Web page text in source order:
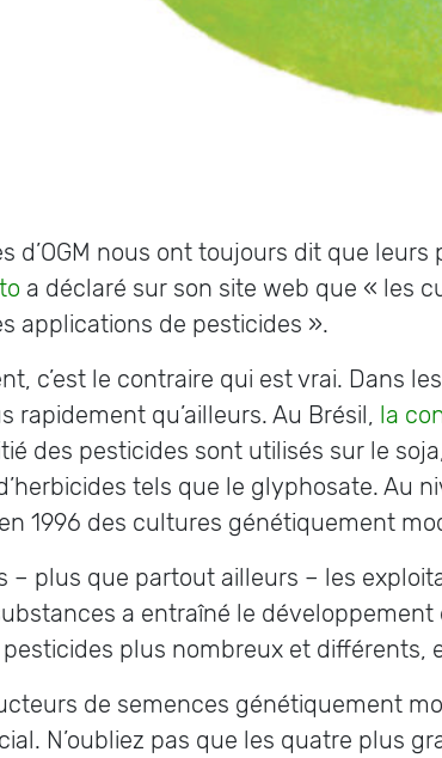
d’OGM nous ont toujours dit que
a déclaré sur son site web que « les
applications de pesticides ».
c’est le contraire qui est vrai. Dans
rapidement qu’ailleurs. Au Brésil, la
des pesticides sont utilisés sur le
tels que le glyphosate. Au
1996 des cultures génétiquement
– plus que partout ailleurs – les
a entraîné le
pesticides plus nombreux et différents,
de semences génétiquement
N’oubliez pas que les quatre plus